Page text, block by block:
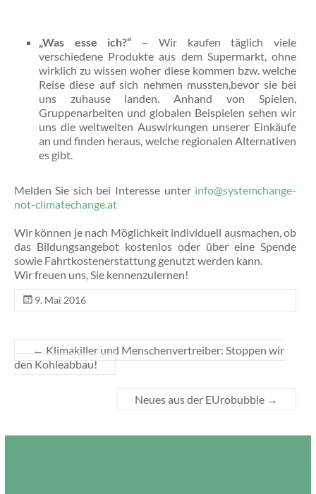
Was esse ich?“ – Wir kaufen täglich viele
verschiedene Produkte aus dem Supermarkt, ohne
wirklich zu wissen woher diese kommen bzw. welche
Reise diese auf sich nehmen mussten,bevor sie bei
uns zuhause landen. Anhand von Spielen,
Gruppenarbeiten und globalen Beispielen sehen wir
uns die weltweiten Auswirkungen unserer Einkäufe
an und finden heraus, welche regionalen Alternativen
es gibt.
Melden Sie sich bei Interesse unter info@systemchange-
not-climatechange.at
Wir können je nach Möglichkeit individuell ausmachen, ob
das Bildungsangebot kostenlos oder über eine Spende
sowie Fahrtkostenerstattung genutzt werden kann.
Wir freuen uns, Sie kennenzulernen!
9. Mai 2016
← Klimakiller und Menschenvertreiber: Stoppen wir
den Kohleabbau!
Neues aus der EUrobubble →